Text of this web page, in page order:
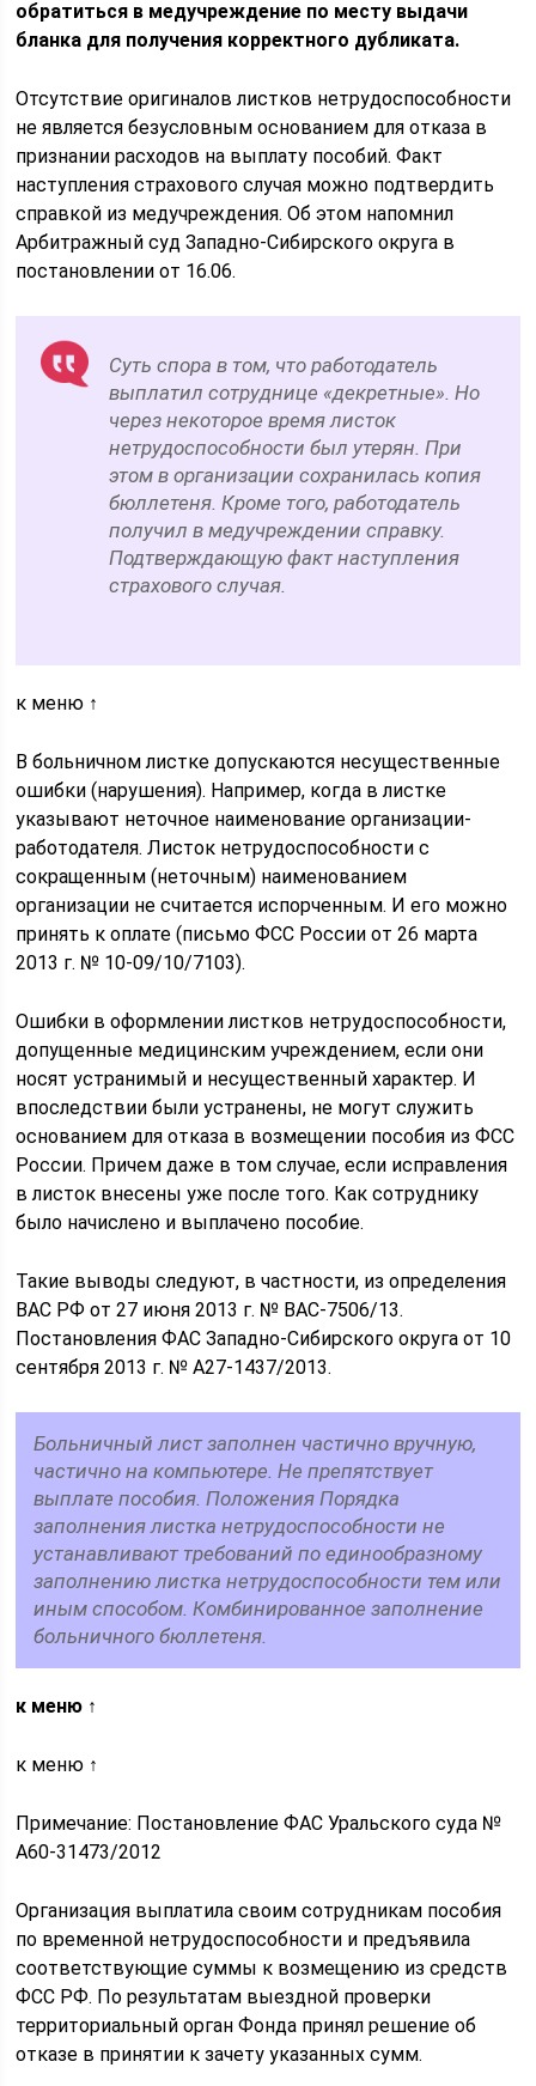
обратиться в медучреждение по месту выдачи
бланка для получения корректного дубликата.
Отсутствие оригиналов листков нетрудоспособности
не является безусловным основанием для отказа в
признании расходов на выплату пособий. Факт
наступления страхового случая можно подтвердить
справкой из медучреждения. Об этом напомнил
Арбитражный суд Западно-Сибирского округа в
постановлении от 16.06.
Суть спора в том, что работодатель
выплатил сотруднице «декретные». Но
через некоторое время листок
нетрудоспособности был утерян. При
этом в организации сохранилась копия
бюллетеня. Кроме того, работодатель
получил в медучреждении справку.
Подтверждающую факт наступления
страхового случая.
к меню ↑
В больничном листке допускаются несущественные
ошибки (нарушения). Например, когда в листке
указывают неточное наименование организации-
работодателя. Листок нетрудоспособности с
сокращенным (неточным) наименованием
организации не считается испорченным. И его можно
принять к оплате (письмо ФСС России от 26 марта
2013 г. № 10-09/10/7103).
Ошибки в оформлении листков нетрудоспособности,
допущенные медицинским учреждением, если они
носят устранимый и несущественный характер. И
впоследствии были устранены, не могут служить
основанием для отказа в возмещении пособия из ФСС
России. Причем даже в том случае, если исправления
в листок внесены уже после того. Как сотруднику
было начислено и выплачено пособие.
Такие выводы следуют, в частности, из определения
ВАС РФ от 27 июня 2013 г. № ВАС-7506/13.
Постановления ФАС Западно-Сибирского округа от 10
сентября 2013 г. № А27-1437/2013.
Больничный лист заполнен частично вручную,
частично на компьютере. Не препятствует
выплате пособия. Положения Порядка
заполнения листка нетрудоспособности не
устанавливают требований по единообразному
заполнению листка нетрудоспособности тем или
иным способом. Комбинированное заполнение
больничного бюллетеня.
к меню ↑
к меню ↑
Примечание: Постановление ФАС Уральского суда №
А60-31473/2012
Организация выплатила своим сотрудникам пособия
по временной нетрудоспособности и предъявила
соответствующие суммы к возмещению из средств
ФСС РФ. По результатам выездной проверки
территориальный орган Фонда принял решение об
отказе в принятии к зачету указанных сумм.